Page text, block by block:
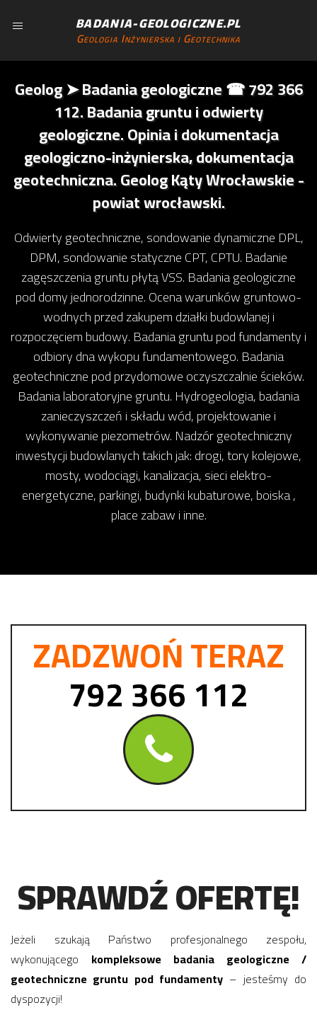
BADANIA-GEOLOGICZNE.PL
Geologia Inżynierska i Geotechnika
Geolog ➤ Badania geologiczne ☎ 792 366
112. Badania gruntu i odwierty
geologiczne. Opinia i dokumentacja
geologiczno-inżynierska, dokumentacja
geotechniczna. Geolog Kąty Wrocławskie -
powiat wrocławski.
Odwierty geotechniczne, sondowanie dynamiczne DPL,
DPM, sondowanie statyczne CPT, CPTU. Badanie
zagęszczenia gruntu płytą VSS. Badania geologiczne
pod domy jednorodzinne. Ocena warunków gruntowo-
wodnych przed zakupem działki budowlanej i
rozpoczęciem budowy. Badania gruntu pod fundamenty i
odbiory dna wykopu fundamentowego. Badania
geotechniczne pod przydomowe oczyszczalnie ścieków.
Badania laboratoryjne gruntu. Hydrogeologia, badania
zanieczyszczeń i składu wód, projektowanie i
wykonywanie piezometrów. Nadzór geotechniczny
inwestycji budowlanych takich jak: drogi, tory kolejowe,
mosty, wodociągi, kanalizacja, sieci elektro-
energetyczne, parkingi, budynki kubaturowe, boiska ,
place zabaw i inne.
ZADZWOŃ TERAZ
792 366 112
SPRAWDŹ OFERTĘ!
Jeżeli szukają Państwo profesjonalnego zespołu,
wykonującego kompleksowe badania geologiczne /
geotechniczne gruntu pod fundamenty – jesteśmy do
dyspozycji!